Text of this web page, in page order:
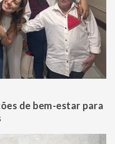
de bem-estar para